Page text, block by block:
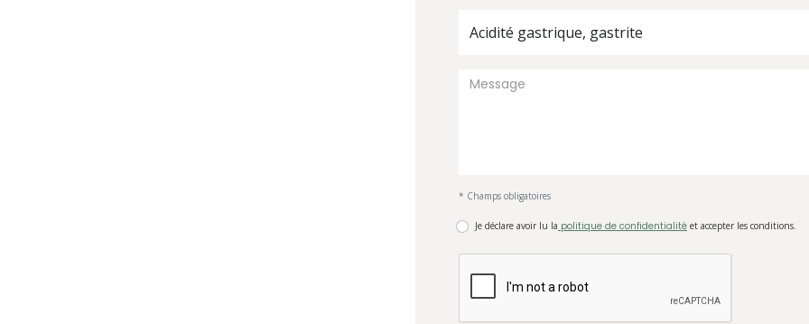
Acidité gastrique, gastrite
* Champs obligatoires
Je déclare avoir lu la politique de confidentialité et accepter les conditions.